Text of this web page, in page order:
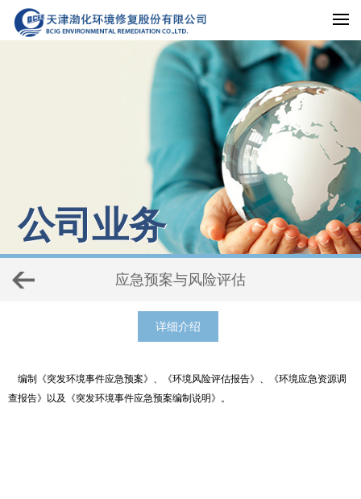
公司业务
应急预案与风险评估
详细介绍
编制《突发环境事件应急预案》、《环境风险评估报告》、《环境应急资源调
查报告》以及《突发环境事件应急预案编制说明》。